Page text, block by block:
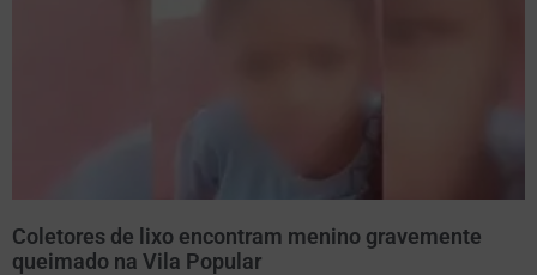
Coletores de lixo encontram menino gravemente
queimado na Vila Popular